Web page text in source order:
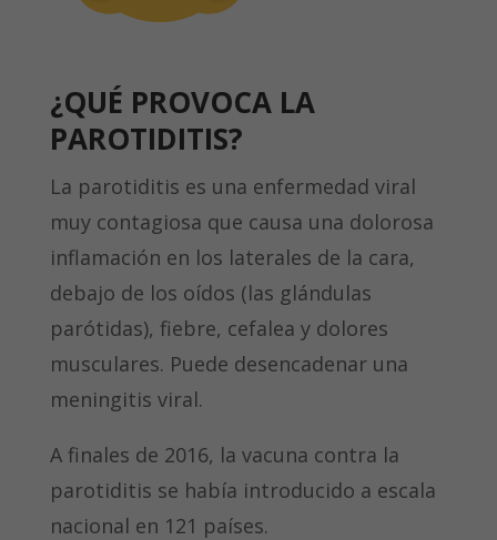
¿QUÉ PROVOCA LA
PAROTIDITIS?
La parotiditis es una enfermedad viral
muy contagiosa que causa una dolorosa
inflamación en los laterales de la cara,
debajo de los oídos (las glándulas
parótidas), fiebre, cefalea y dolores
musculares. Puede desencadenar una
meningitis viral.
A finales de 2016, la vacuna contra la
parotiditis se había introducido a escala
nacional en 121 países.